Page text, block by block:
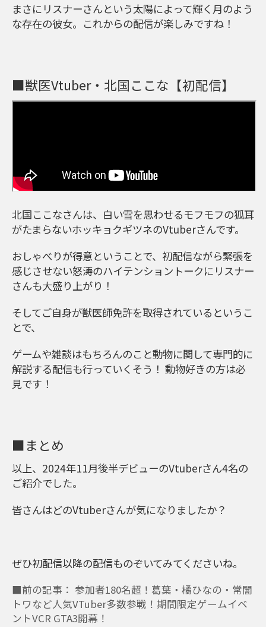
まさにリスナーさんという太陽によって輝く月のよう
な存在の彼女。これからの配信が楽しみですね！
■獣医Vtuber・北国ここな【初配信】
北国ここなさんは、白い雪を思わせるモフモフの狐耳
がたまらないホッキョクギツネのVtuberさんです。
おしゃべりが得意ということで、初配信ながら緊張を
感じさせない怒涛のハイテンショントークにリスナー
さんも大盛り上がり！
そしてご自身が獣医師免許を取得されているというこ
とで、
ゲームや雑談はもちろんのこと動物に関して専門的に
解説する配信も行っていくそう！ 動物好きの方は必
見です！
■まとめ
以上、2024年11月後半デビューのVtuberさん4名の
ご紹介でした。
皆さんはどのVtuberさんが気になりましたか？
ぜひ初配信以降の配信ものぞいてみてくださいね。
■前の記事： 参加者180名超！葛葉・橘ひなの・常闇
トワなど人気VTuber多数参戦！期間限定ゲームイベ
ントVCR GTA3開幕！